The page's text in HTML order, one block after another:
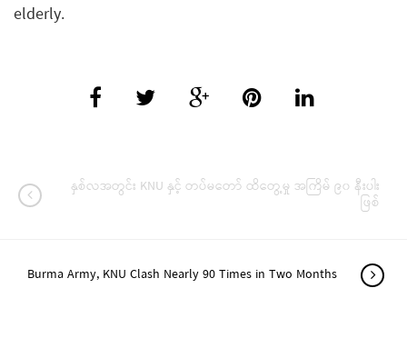
elderly.
နှစ်လအတွင်း KNU နှင့် တပ်မတော် ထိတွေ့မှု အကြိမ် ၉၀ နီးပါး
ဖြစ်
Burma Army, KNU Clash Nearly 90 Times in Two Months